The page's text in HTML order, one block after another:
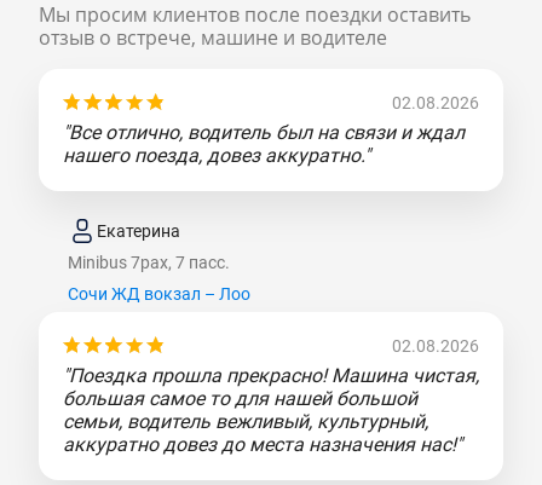
Мы просим клиентов после поездки оставить
отзыв о встрече, машине и водителе
02.08.2026
"Все отлично, водитель был на связи и ждал
нашего поезда, довез аккуратно."
Екатерина
Minibus 7pax, 7 пасс.
Сочи ЖД вокзал – Лоо
02.08.2026
"Поездка прошла прекрасно! Машина чистая,
большая самое то для нашей большой
семьи, водитель вежливый, культурный,
аккуратно довез до места назначения нас!"